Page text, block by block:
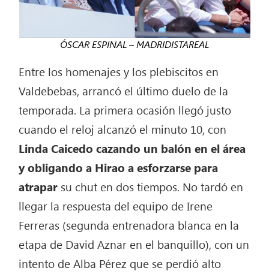
ÓSCAR ESPINAL – MADRIDISTAREAL
Entre los homenajes y los plebiscitos en
Valdebebas, arrancó el último duelo de la
temporada. La primera ocasión llegó justo
cuando el reloj alcanzó el minuto 10, con
Linda Caicedo cazando un balón en el área
y obligando a Hirao a esforzarse para
atrapar su chut en dos tiempos. No tardó en
llegar la respuesta del equipo de Irene
Ferreras (segunda entrenadora blanca en la
etapa de David Aznar en el banquillo), con un
intento de Alba Pérez que se perdió alto